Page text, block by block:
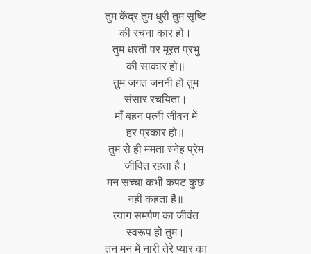
तुम केंद्र तुम धुरी तुम सृष्टि
की रचना कार हो।
तुम धरती पर मूरत प्रभु
की साकार हो॥
तुम जगत जननी हो तुम
संसार रचयिता।
माँ बहन पत्नी जीवन में
हर प्रकार हो॥
तुम से ही ममता स्नेह प्रेम
जीवित रहता है।
मन सच्चा कभी कपट कुछ
नहीं कहता है॥
त्याग समर्पण का जीवंत
स्वरूप हो तुम।
तन मन में नारी तेरे प्यार का